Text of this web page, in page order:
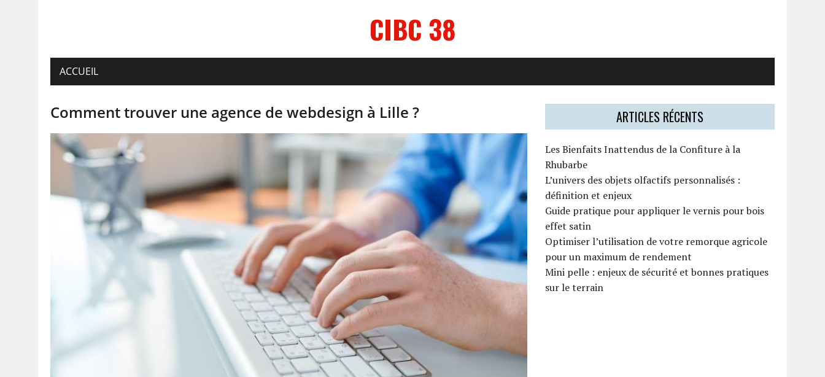
CIBC 38
ACCUEIL
Comment trouver une agence de webdesign à Lille ? ARTICLES RÉCENTS
Les Bienfaits Inattendus de la Confiture à la
Rhubarbe
L’univers des objets olfactifs personnalisés :
définition et enjeux
Guide pratique pour appliquer le vernis pour bois
effet satin
Optimiser l’utilisation de votre remorque agricole
pour un maximum de rendement
Mini pelle : enjeux de sécurité et bonnes pratiques
sur le terrain